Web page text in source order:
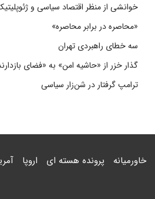
خوانشی از منظر اقتصاد سیاسی و
«محاصره در برابر محاصره»
سه خطای راهبردی تهران
گذار خزر از «حاشیه امن» به «فضای
ترامپ گرفتار در شن‌زار سیاسی
خاورمیانه پرونده هسته ای اروپا